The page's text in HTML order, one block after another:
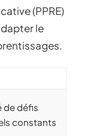
(PPRE)
le
de défis
constants